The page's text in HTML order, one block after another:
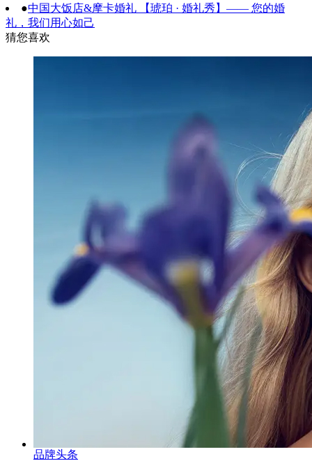
●中国大饭店&摩卡婚礼 【琥珀 · 婚礼秀】—— 您的婚
礼，我们用心如己
猜您喜欢
品牌头条